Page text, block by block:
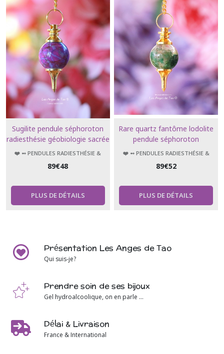
Sugilite pendule séphoroton
radiesthésie géobiologie sacrée
❤️ ➻ PENDULES RADIESTHÉSIE &
89€48
PLUS DE DÉTAILS
Rare quartz fantôme lodolite
pendule séphoroton
❤️ ➻ PENDULES RADIESTHÉSIE &
89€52
PLUS DE DÉTAILS
Présentation Les Anges de Tao
Qui suis-je?
Prendre soin de ses bijoux
Gel hydroalcoolique, on en parle ...
Délai & Livraison
France & International